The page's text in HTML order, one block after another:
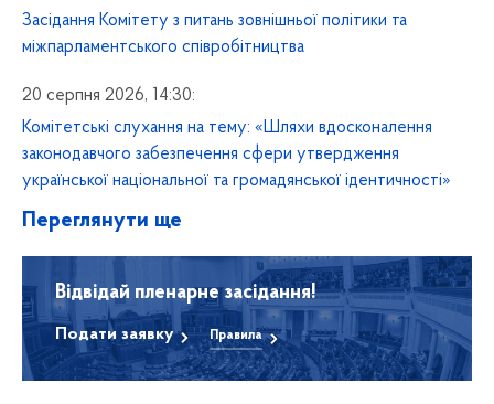
Засідання Комітету з питань зовнішньої політики та
міжпарламентського співробітництва
20 серпня 2026, 14:30:
Комітетські слухання на тему: «Шляхи вдосконалення
законодавчого забезпечення сфери утвердження
української національної та громадянської ідентичності»
Переглянути ще
Відвідай пленарне засідання!
Подати заявку Правила